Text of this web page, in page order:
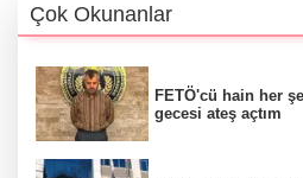
Çok Okunanlar
FETÖ'cü hain her
gecesi ateş açtım